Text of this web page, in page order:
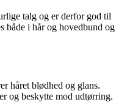
talg og er derfor god til
både i hår og hovedbund og
håret blødhed og glans.
og beskytte mod udtørring.